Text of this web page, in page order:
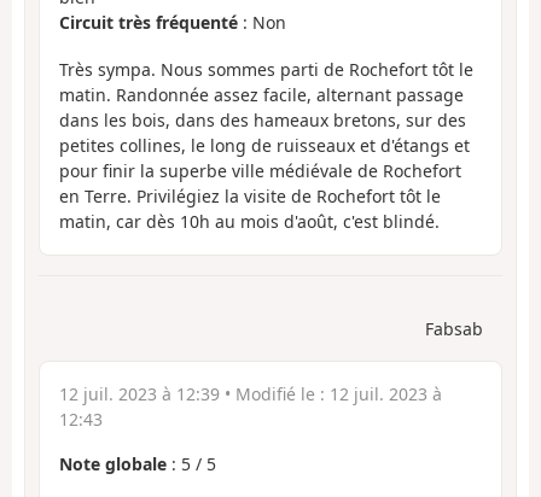
Circuit très fréquenté : Non
Très sympa. Nous sommes parti de Rochefort tôt le
matin. Randonnée assez facile, alternant passage
dans les bois, dans des hameaux bretons, sur des
petites collines, le long de ruisseaux et d'étangs et
pour finir la superbe ville médiévale de Rochefort
en Terre. Privilégiez la visite de Rochefort tôt le
matin, car dès 10h au mois d'août, c'est blindé.
Fabsab
12 juil. 2023 à 12:39 • Modifié le : 12 juil. 2023 à
12:43
Note globale : 5 / 5